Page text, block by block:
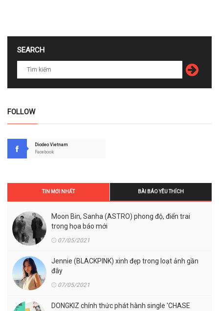
SEARCH
FOLLOW
Diodeo Vietnam
Facebook
TIN MỚI NHẤT BÀI BÁO YÊU THÍCH
Moon Bin, Sanha (ASTRO) phong độ, điển trai
trong họa báo mới
07/05/2021
Jennie (BLACKPINK) xinh đẹp trong loạt ảnh gần
đây
07/05/2021
DONGKIZ chính thức phát hành single 'CHASE